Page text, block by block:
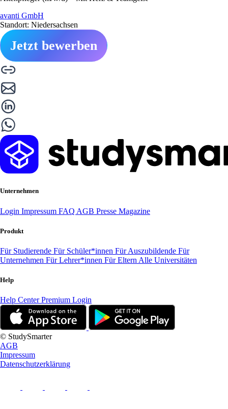
avanti GmbH
Standort: Niedersachsen
Jetzt bewerben
Unternehmen
Login Impressum FAQ AGB Presse Magazine
Produkt
Für Studierende Für Schüler*innen Für Auszubildende Für
Unternehmen Für Lehrer*innen Für Eltern Alle Universitäten
Help
Help CenterPremium Login
© StudySmarter
AGB
Impressum
Datenschutzerklärung